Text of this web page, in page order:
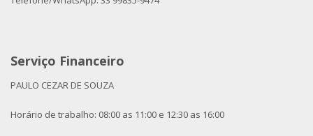
Serviço Financeiro
PAULO CEZAR DE SOUZA
Horário de trabalho: 08:00 as 11:00 e 12:30 as 16:00